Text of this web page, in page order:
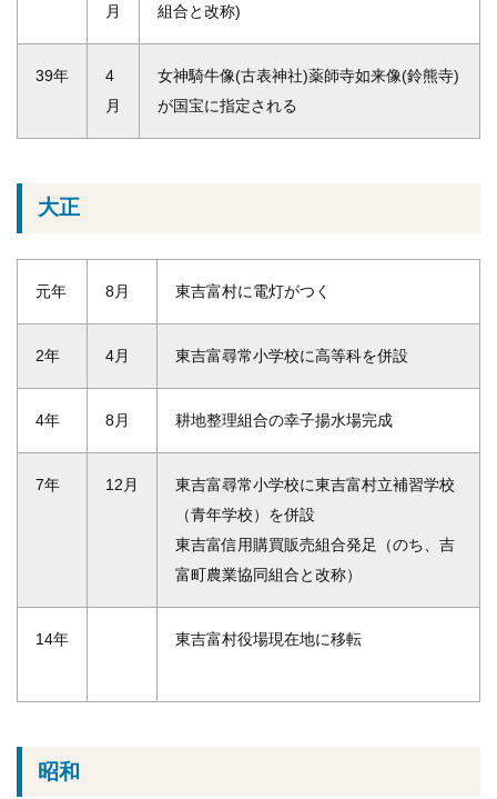
月
組合と改称)
39年
4
月
女神騎牛像(古表神社)薬師寺如来像(鈴熊寺)
が国宝に指定される
大正
元年 8月 東吉富村に電灯がつく
2年 4月 東吉富尋常小学校に高等科を併設
4年 8月 耕地整理組合の幸子揚水場完成
7年 12月
東吉富尋常小学校に東吉富村立補習学校
（青年学校）を併設
東吉富信用購買販売組合発足（のち、吉
富町農業協同組合と改称）
14年 東吉富村役場現在地に移転
昭和